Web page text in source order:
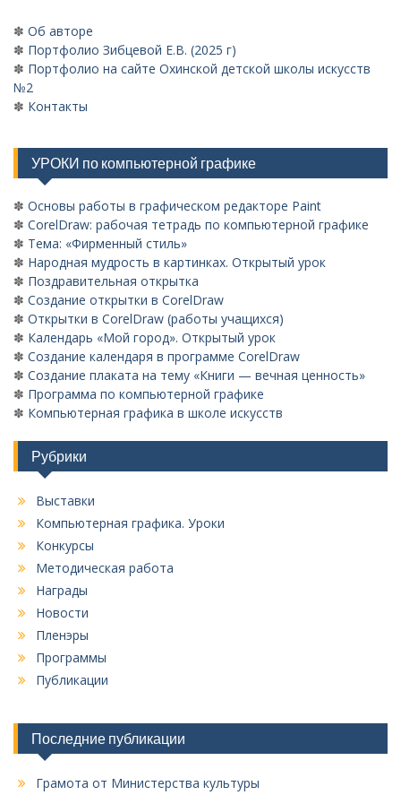
✽ Об авторе
✽ Портфолио Зибцевой Е.В. (2025 г)
✽ Портфолио на сайте Охинской детской школы искусств
№2
✽ Контакты
УРОКИ по компьютерной графике
✽ Основы работы в графическом редакторе Paint
✽ CorelDraw: рабочая тетрадь по компьютерной графике
✽ Тема: «Фирменный стиль»
✽ Народная мудрость в картинках. Открытый урок
✽ Поздравительная открытка
✽ Создание открытки в CorelDraw
✽ Открытки в CorelDraw (работы учащихся)
✽ Календарь «Мой город». Открытый урок
✽ Создание календаря в программе CorelDraw
✽ Создание плаката на тему «Книги — вечная ценность»
✽ Программа по компьютерной графике
✽ Компьютерная графика в школе искусств
Рубрики
Выставки
Компьютерная графика. Уроки
Конкурсы
Методическая работа
Награды
Новости
Пленэры
Программы
Публикации
Последние публикации
Грамота от Министерства культуры